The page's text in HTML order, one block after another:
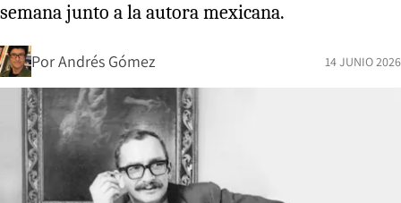
semana junto a la autora mexicana.
PorAndrés Gómez 14 JUNIO 2026